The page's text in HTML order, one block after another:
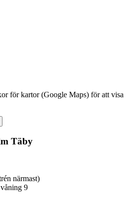
för kartor (Google Maps) för att visa
Täby
närmast)
9